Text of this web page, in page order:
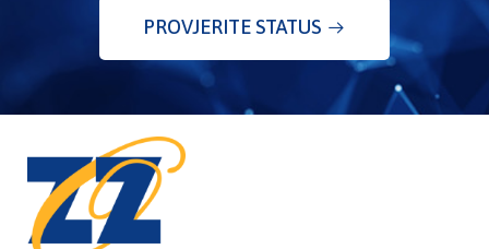
PROVJERITE STATUS